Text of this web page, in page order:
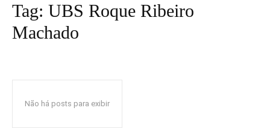
Tag: UBS Roque Ribeiro
Machado
Não há posts para exibir